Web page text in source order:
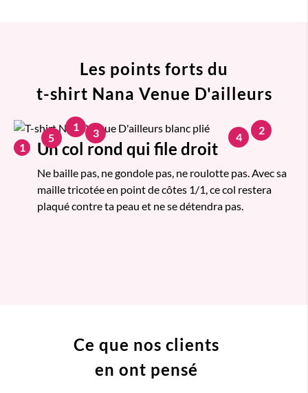
Les points forts du
t-shirt Nana Venue D'ailleurs
1 Un col rond qui file droit
Ne baille pas, ne gondole pas, ne roulotte pas. Avec sa
maille tricotée en point de côtes 1/1, ce col restera
plaqué contre ta peau et ne se détendra pas.
1 2
3 4
5
Ce que nos clients
en ont pensé